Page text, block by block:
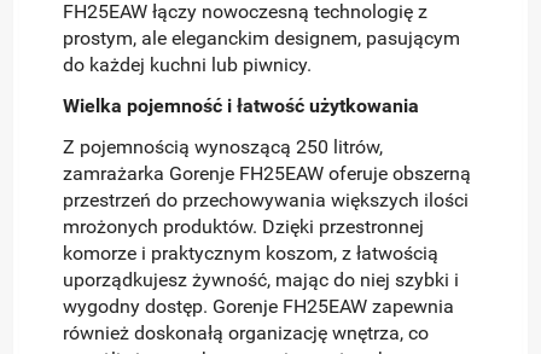
FH25EAW łączy nowoczesną technologię z
prostym, ale eleganckim designem, pasującym
do każdej kuchni lub piwnicy.
Wielka pojemność i łatwość użytkowania
Z pojemnością wynoszącą 250 litrów,
zamrażarka Gorenje FH25EAW oferuje obszerną
przestrzeń do przechowywania większych ilości
mrożonych produktów. Dzięki przestronnej
komorze i praktycznym koszom, z łatwością
uporządkujesz żywność, mając do niej szybki i
wygodny dostęp. Gorenje FH25EAW zapewnia
również doskonałą organizację wnętrza, co